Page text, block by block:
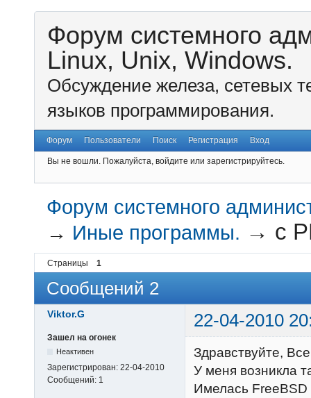
Форум системного
Linux, Unix, Windows.
Обсуждение железа, сетевых
языков программирования.
Форум Пользователи Поиск Регистрация Вход
Вы не вошли. Пожалуйста, войдите или зарегистрируйтесь.
Форум системного
→ Иные программы. → c
Страницы 1
Сообщений 2
Viktor.G 22-04-2010
Зашел на огонек
Неактивен
Зарегистрирован: 22-04-2010
Сообщений: 1
Здравствуйте,
У меня возникла
Имелась FreeBSD